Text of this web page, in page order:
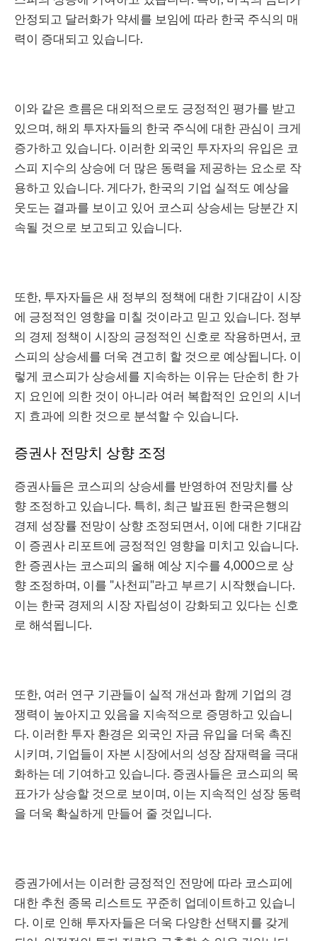
안정되고 달러화가 약세를 보임에 따라 한국 주식의 매
력이 증대되고 있습니다.
이와 같은 흐름은 대외적으로도 긍정적인 평가를 받고
있으며, 해외 투자자들의 한국 주식에 대한 관심이 크게
증가하고 있습니다. 이러한 외국인 투자자의 유입은 코
스피 지수의 상승에 더 많은 동력을 제공하는 요소로 작
용하고 있습니다. 게다가, 한국의 기업 실적도 예상을
웃도는 결과를 보이고 있어 코스피 상승세는 당분간 지
속될 것으로 보고되고 있습니다.
또한, 투자자들은 새 정부의 정책에 대한 기대감이 시장
에 긍정적인 영향을 미칠 것이라고 믿고 있습니다. 정부
의 경제 정책이 시장의 긍정적인 신호로 작용하면서, 코
스피의 상승세를 더욱 견고히 할 것으로 예상됩니다. 이
렇게 코스피가 상승세를 지속하는 이유는 단순히 한 가
지 요인에 의한 것이 아니라 여러 복합적인 요인의 시너
지 효과에 의한 것으로 분석할 수 있습니다.
증권사 전망치 상향 조정
증권사들은 코스피의 상승세를 반영하여 전망치를 상
향 조정하고 있습니다. 특히, 최근 발표된 한국은행의
경제 성장률 전망이 상향 조정되면서, 이에 대한 기대감
이 증권사 리포트에 긍정적인 영향을 미치고 있습니다.
한 증권사는 코스피의 올해 예상 지수를 4,000으로 상
향 조정하며, 이를 "사천피"라고 부르기 시작했습니다.
이는 한국 경제의 시장 자립성이 강화되고 있다는 신호
로 해석됩니다.
또한, 여러 연구 기관들이 실적 개선과 함께 기업의 경
쟁력이 높아지고 있음을 지속적으로 증명하고 있습니
다. 이러한 투자 환경은 외국인 자금 유입을 더욱 촉진
시키며, 기업들이 자본 시장에서의 성장 잠재력을 극대
화하는 데 기여하고 있습니다. 증권사들은 코스피의 목
표가가 상승할 것으로 보이며, 이는 지속적인 성장 동력
을 더욱 확실하게 만들어 줄 것입니다.
증권가에서는 이러한 긍정적인 전망에 따라 코스피에
대한 추천 종목 리스트도 꾸준히 업데이트하고 있습니
다. 이로 인해 투자자들은 더욱 다양한 선택지를 갖게